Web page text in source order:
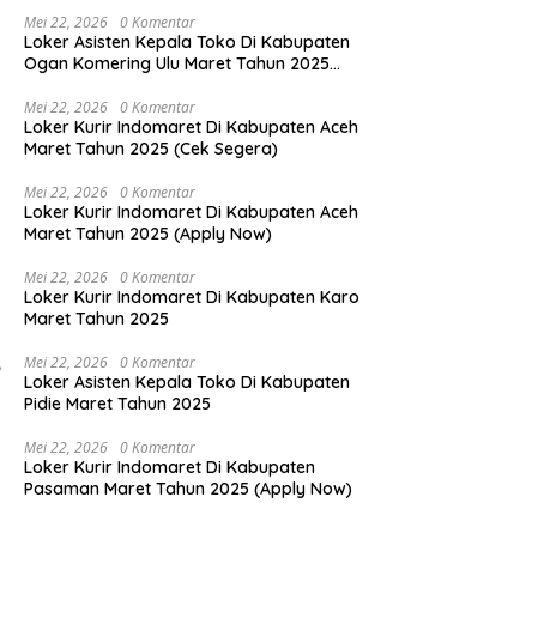
Mei 22, 2026 0 Komentar
Loker Asisten Kepala Toko Di Kabupaten
Ogan Komering Ulu Maret Tahun 2025
Mei 22, 2026 0 Komentar
Loker Kurir Indomaret Di Kabupaten Aceh
Maret Tahun 2025 (Cek Segera)
Mei 22, 2026 0 Komentar
Loker Kurir Indomaret Di Kabupaten Aceh
Maret Tahun 2025 (Apply Now)
Mei 22, 2026 0 Komentar
Loker Kurir Indomaret Di Kabupaten Karo
Maret Tahun 2025
Mei 22, 2026 0 Komentar
Loker Asisten Kepala Toko Di Kabupaten
Pidie Maret Tahun 2025
Mei 22, 2026 0 Komentar
Loker Kurir Indomaret Di Kabupaten
Pasaman Maret Tahun 2025 (Apply Now)